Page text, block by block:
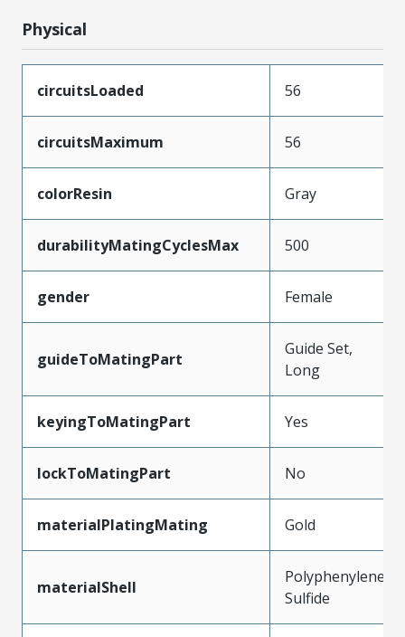
Physical
circuitsLoaded 56
circuitsMaximum 56
colorResin Gray
durabilityMatingCyclesMax 500
gender Female
guideToMatingPart
Guide Set,
Long
keyingToMatingPart Yes
lockToMatingPart No
materialPlatingMating Gold
materialShell
Polyphenylene
Sulfide